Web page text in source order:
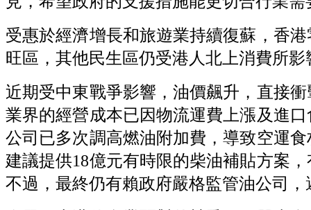
受惠於經濟增長和旅遊業持續復蘇，香
旺區，其他民生區仍受港人北上消費所
近期受中東戰爭影響，油價飆升，直接
業界的經營成本已因物流運費上漲及進
公司已多次調高燃油附加費，導致空運
建議提供18億元有時限的柴油補貼方案
不過，最終仍有賴政府嚴格監管油公司